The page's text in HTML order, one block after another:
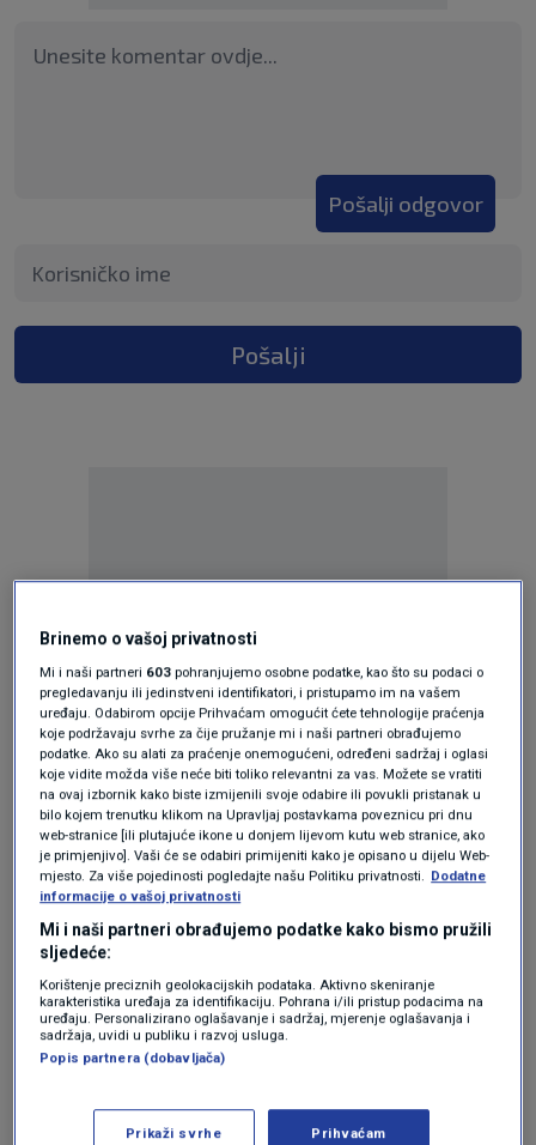
Pošalji odgovor
Pošalji
NAJČITANIJE
Brinemo o vašoj privatnosti
Mi i naši partneri 603 pohranjujemo osobne podatke, kao što su podaci o
pregledavanju ili jedinstveni identifikatori, i pristupamo im na vašem
uređaju. Odabirom opcije Prihvaćam omogućit ćete tehnologije praćenja
koje podržavaju svrhe za čije pružanje mi i naši partneri obrađujemo
podatke. Ako su alati za praćenje onemogućeni, određeni sadržaj i oglasi
koje vidite možda više neće biti toliko relevantni za vas. Možete se vratiti
na ovaj izbornik kako biste izmijenili svoje odabire ili povukli pristanak u
bilo kojem trenutku klikom na Upravljaj postavkama poveznicu pri dnu
web-stranice [ili plutajuće ikone u donjem lijevom kutu web stranice, ako
je primjenjivo]. Vaši će se odabiri primijeniti kako je opisano u dijelu Web-
mjesto. Za više pojedinosti pogledajte našu Politiku privatnosti. Dodatne
informacije o vašoj privatnosti
Mi i naši partneri obrađujemo podatke kako bismo pružili
sljedeće:
Korištenje preciznih geolokacijskih podataka. Aktivno skeniranje
karakteristika uređaja za identifikaciju. Pohrana i/ili pristup podacima na
uređaju. Personalizirano oglašavanje i sadržaj, mjerenje oglašavanja i
sadržaja, uvidi u publiku i razvoj usluga.
Popis partnera (dobavljača)
Prikaži svrhe Prihvaćam